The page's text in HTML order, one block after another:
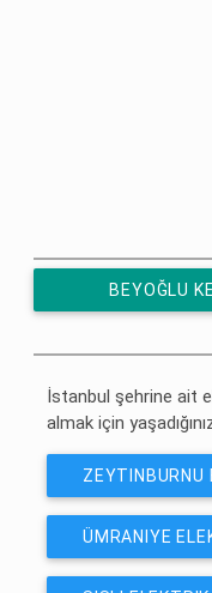
BEYOĞLU
İstanbul şehrine ait
almak için
ZEYTINBURNU
ÜMRANIYE